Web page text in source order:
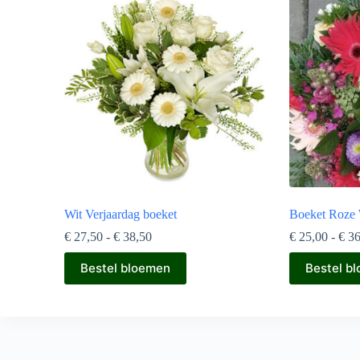
Wit Verjaardag boeket
€ 27,50 - € 38,50Prijsklasse:
€ 27,50
tot
Bestel bloemen
Dit
product
heeft
Boeket Roze
€25,00 - €
Bestel
Dit
product
heeft